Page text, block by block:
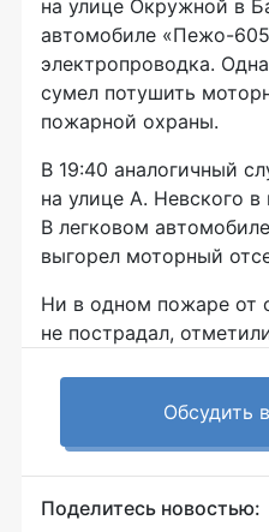
на улице Окружной в
автомобиле «Пежо-
электропроводка.
сумел потушить
пожарной охраны.
В 19:40 аналогичный
на улице А. Невского в
В легковом
выгорел моторный
Ни в одном пожаре от
не пострадал,
Обсудить
Поделитесь новостью: